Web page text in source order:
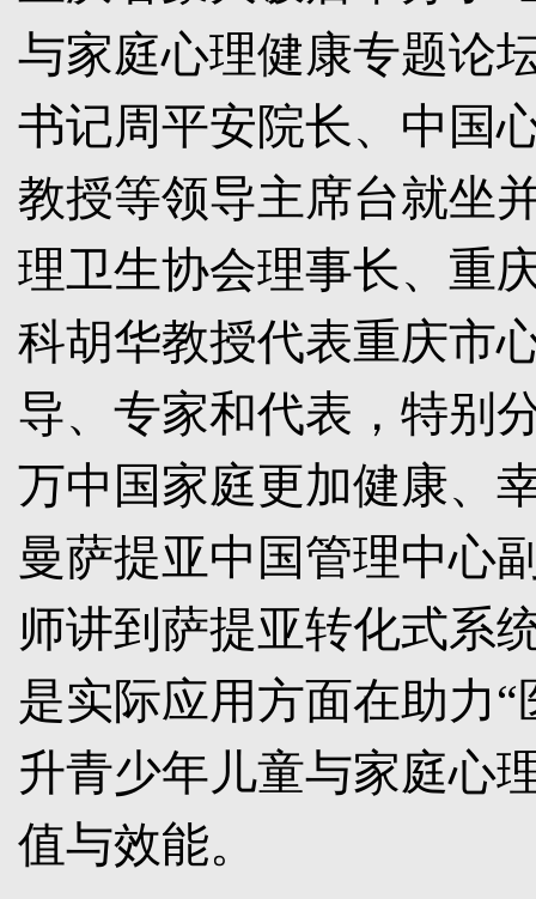
与家庭心理健康专题论
书记周平安院长、中国
教授等领导主席台就坐
理卫生协会理事长、重
科胡华教授代表重庆市
导、专家和代表，特别
万中国家庭更加健康、
曼萨提亚中国管理中心
师讲到萨提亚转化式系
是实际应用方面在助力“
升青少年儿童与家庭心
值与效能。